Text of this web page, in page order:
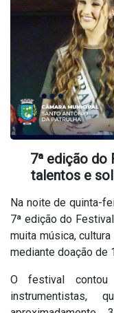
7ª edição do
talentos e
Na noite de quinta-
7ª edição do
muita música,
mediante doação de
O festival contou
instrumentistas,